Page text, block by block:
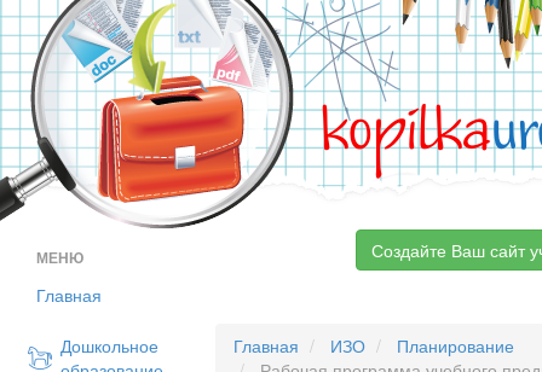
kopilka
МЕНЮ
Главная
Дошкольное
Создайте Ваш сайт
Главная ИЗО
Планирование